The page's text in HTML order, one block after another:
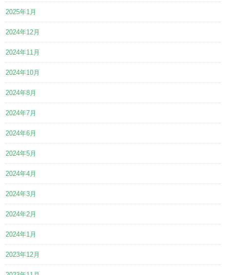
2025年1月
2024年12月
2024年11月
2024年10月
2024年8月
2024年7月
2024年6月
2024年5月
2024年4月
2024年3月
2024年2月
2024年1月
2023年12月